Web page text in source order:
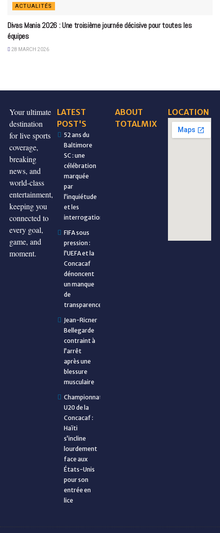
ACTUALITÉS
Divas Mania 2026 : Une troisième journée décisive pour toutes les
équipes
28 MARCH 2026
Your ultimate
destination
for live sports
coverage,
breaking
news, and
world-class
entertainment,
keeping you
connected to
every goal,
game, and
moment.
LATEST
POST'S
52 ans du
Baltimore
SC : une
célébration
marquée
par
l’inquiétude
et les
interrogations
FIFA sous
pression :
l’UEFA et la
Concacaf
dénoncent
un manque
de
transparence
Jean-Ricner
Bellegarde
contraint à
l’arrêt
après une
blessure
musculaire
Championnat
U20 de la
Concacaf :
Haïti
s’incline
lourdement
face aux
États-Unis
pour son
entrée en
lice
ABOUT
TOTALMIX
LOCATION